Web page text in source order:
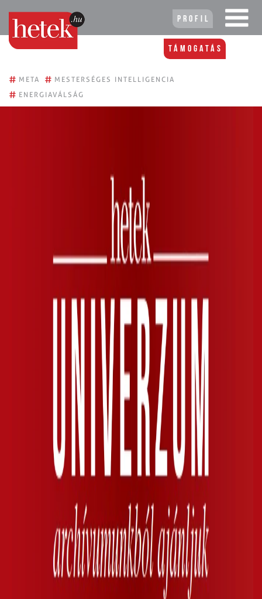
Profil
Támogatás
# META # MESTERSÉGES INTELLIGENCIA
# ENERGIAVÁLSÁG